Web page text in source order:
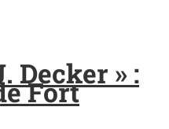
Decker » :
Fort